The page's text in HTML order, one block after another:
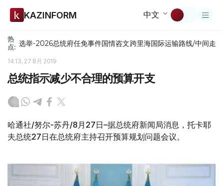
KAZINFORM 中文
热
点: 选举-2026总统府任免事件国情咨文跨里海国际运输路线/中间走廊
14:13, 27 8月 2019
总统指示减少不合理的预算开支
哈通社/努尔-苏丹/8月27日–据总统府新闻局消息，托卡耶
夫总统27日在总统府主持召开预算规划问题会议。